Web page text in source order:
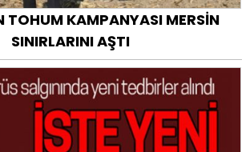
TOHUM KAMPANYASI MERSİN
SINIRLARINI AŞTI